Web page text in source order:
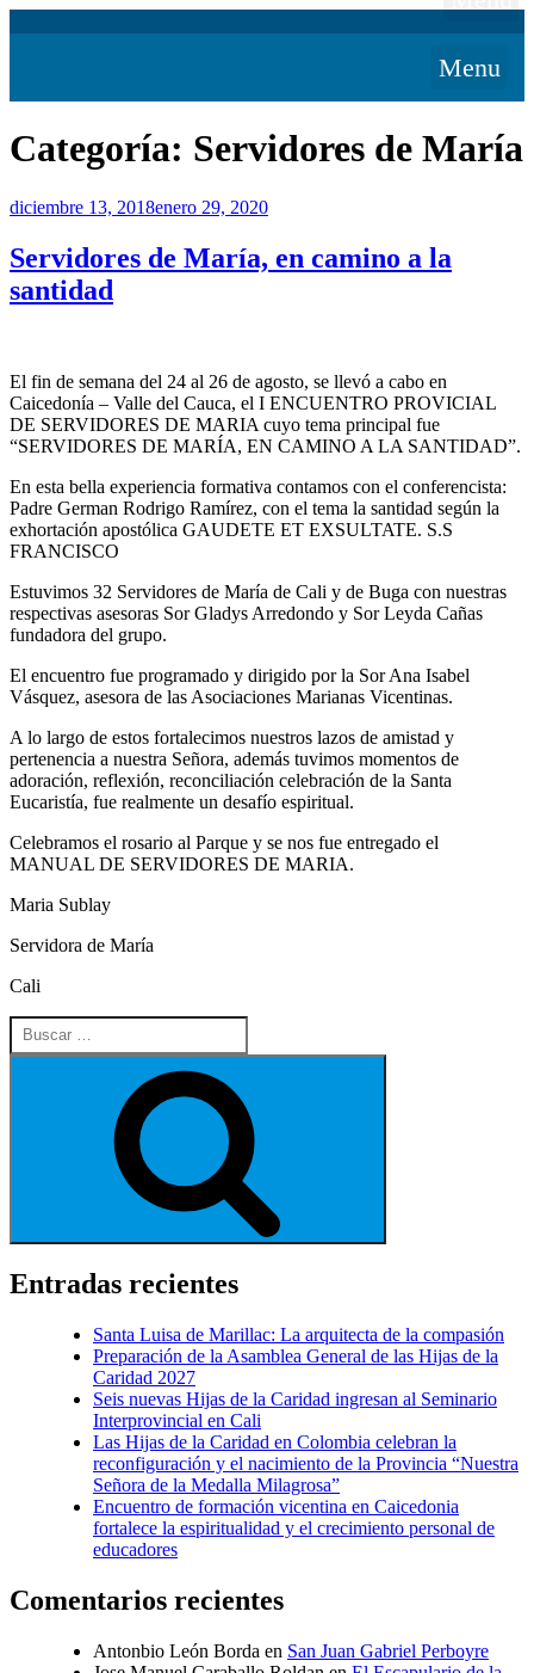
Menu
Categoría: Servidores de María
Publicado
diciembre 13, 2018enero 29, 2020
Servidores de María, en camino a la
santidad
El fin de semana del 24 al 26 de agosto, se llevó a cabo en
Caicedonía – Valle del Cauca, el I ENCUENTRO PROVICIAL
DE SERVIDORES DE MARIA cuyo tema principal fue
“SERVIDORES DE MARÍA, EN CAMINO A LA SANTIDAD”.
En esta bella experiencia formativa contamos con el conferencista:
Padre German Rodrigo Ramírez, con el tema la santidad según la
exhortación apostólica GAUDETE ET EXSULTATE. S.S
FRANCISCO
Estuvimos 32 Servidores de María de Cali y de Buga con nuestras
respectivas asesoras Sor Gladys Arredondo y Sor Leyda Cañas
fundadora del grupo.
El encuentro fue programado y dirigido por la Sor Ana Isabel
Vásquez, asesora de las Asociaciones Marianas Vicentinas.
A lo largo de estos fortalecimos nuestros lazos de amistad y
pertenencia a nuestra Señora, además tuvimos momentos de
adoración, reflexión, reconciliación celebración de la Santa
Eucaristía, fue realmente un desafío espiritual.
Celebramos el rosario al Parque y se nos fue entregado el
MANUAL DE SERVIDORES DE MARIA.
Maria Sublay
Servidora de María
Cali
Buscar
por:
Entradas recientes
Santa Luisa de Marillac: La arquitecta de la compasión
Preparación de la Asamblea General de las Hijas de la
Caridad 2027
Seis nuevas Hijas de la Caridad ingresan al Seminario
Interprovincial en Cali
Las Hijas de la Caridad en Colombia celebran la
reconfiguración y el nacimiento de la Provincia “Nuestra
Señora de la Medalla Milagrosa”
Encuentro de formación vicentina en Caicedonia
fortalece la espiritualidad y el crecimiento personal de
educadores
Comentarios recientes
Antonbio León Borda en San Juan Gabriel Perboyre